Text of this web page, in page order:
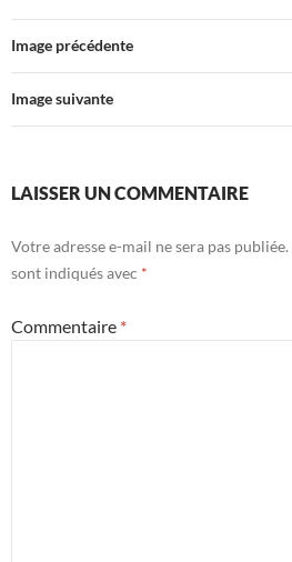
Image précédente
Image suivante
LAISSER UN COMMENTAIRE
Votre adresse e-mail ne sera pas publiée.
sont indiqués avec *
Commentaire *